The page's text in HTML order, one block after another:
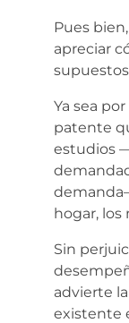
Pues bien,
apreciar
Ya sea
patente
estudios
hogar, los
Sin
advierte
existente